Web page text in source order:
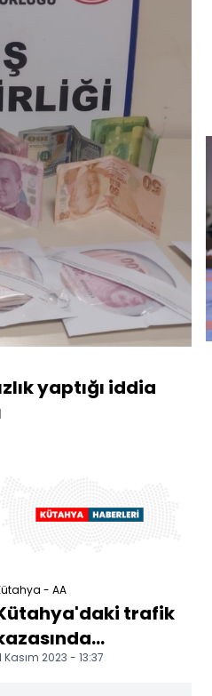
yaptığı iddia
- AA
trafik
genç
Kasım 2023 - 13:37